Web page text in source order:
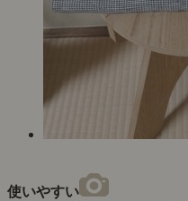
使いやすい